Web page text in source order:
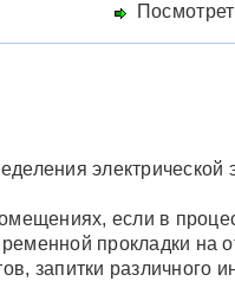
электрической
если в
прокладки на
запитки различного